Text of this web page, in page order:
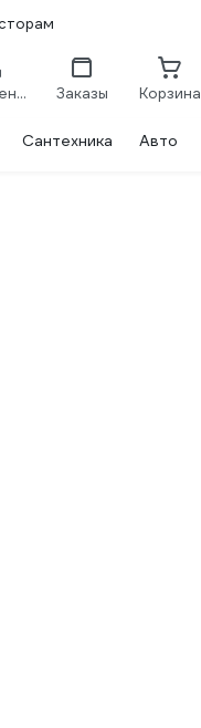
Сравнение Заказы Корзина
Сантехника Авто